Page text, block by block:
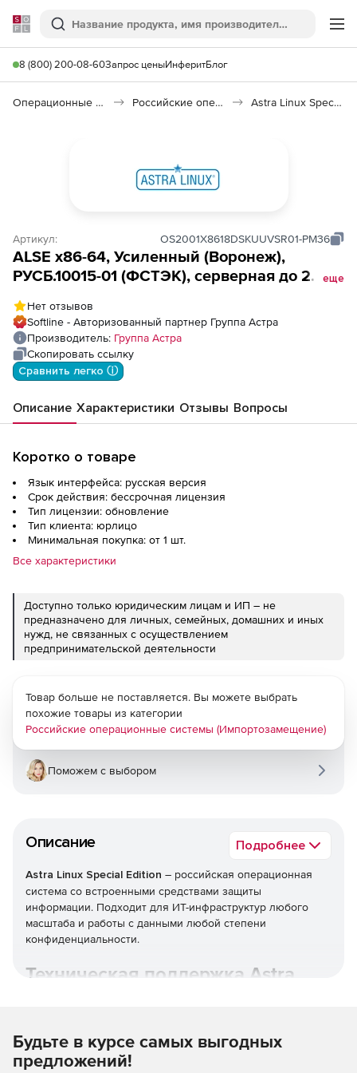
Softline
Поиск
8 (800) 200-08-60Запрос ценыИнферитБлог
Операционные системы Российские операционные системы (Импортозамещение) Astra Linux Special Edition
Артикул: OS2001X8618DSKUUVSR01-PM36
ALSE х86-64, Усиленный (Воронеж),
РУСБ.10015-01 (ФСТЭК), серверная до 2
х86-64, Усиленный (Воронеж), РУСБ.10015-
01 (ФСТЭК), диск, серверная до 2 сокетов и
неогр. кол-ва ВМ, бессрочно, с вкл.обновл-
ми Тип 2 на 36 мес
еще
Нет отзывов
Softline - Авторизованный партнер Группа Астра
Производитель: Группа Астра
Скопировать ссылку
Сравнить легко ⓘ
Описание Характеристики Отзывы Вопросы
Коротко о товаре
Язык интерфейса: русская версия
Срок действия: бессрочная лицензия
Тип лицензии: обновление
Тип клиента: юрлицо
Минимальная покупка: от 1 шт.
Все характеристики
Доступно только юридическим лицам и ИП – не
предназначено для личных, семейных, домашних и иных
нужд, не связанных с осуществлением
предпринимательской деятельности
Описание Подробнее
Astra Linux Special Edition – российская операционная
система со встроенными средствами защиты
информации. Подходит для ИТ-инфраструктур любого
масштаба и работы с данными любой степени
конфиденциальности.
Техническая поддержка Astra
Товар больше не поставляется. Вы можете выбрать
похожие товары из категории
Российские операционные системы (Импортозамещение)
Поможем с выбором
Будьте в курсе самых выгодных
предложений!